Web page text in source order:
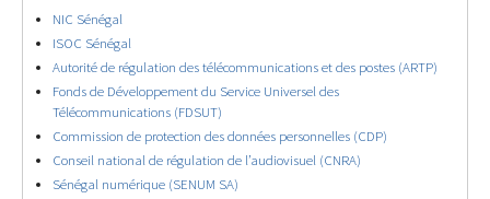
NIC Sénégal
ISOC Sénégal
Autorité de régulation des télécommunications et des postes (ARTP)
Fonds de Développement du Service Universel des
Télécommunications (FDSUT)
Commission de protection des données personnelles (CDP)
Conseil national de régulation de l’audiovisuel (CNRA)
Sénégal numérique (SENUM SA)